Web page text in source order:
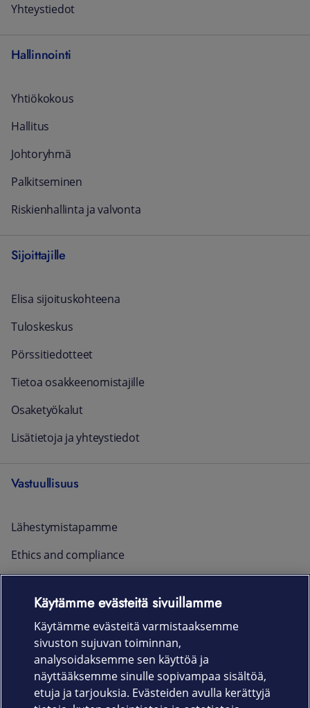
Yhteystiedot
Hallinnointi
Yhtiökokous
Hallitus
Johtoryhmä
Palkitseminen
Riskienhallinta ja valvonta
Sijoittajille
Elisa sijoituskohteena
Tuloskeskus
Pörssitiedotteet
Tietoa osakkeenomistajille
Osaketyökalut
Lisätietoja ja yhteystiedot
Vastuullisuus
Lähestymistapamme
Ethics and compliance
Ajankohtaista
Rekrytointi
Uutishuone
Käytämme evästeitä sivuillamme
Käytämme evästeitä varmistaaksemme
sivuston sujuvan toiminnan,
analysoidaksemme sen käyttöä ja
näyttääksemme sinulle sopivampaa sisältöä,
etuja ja tarjouksia. Evästeiden avulla kerättyjä